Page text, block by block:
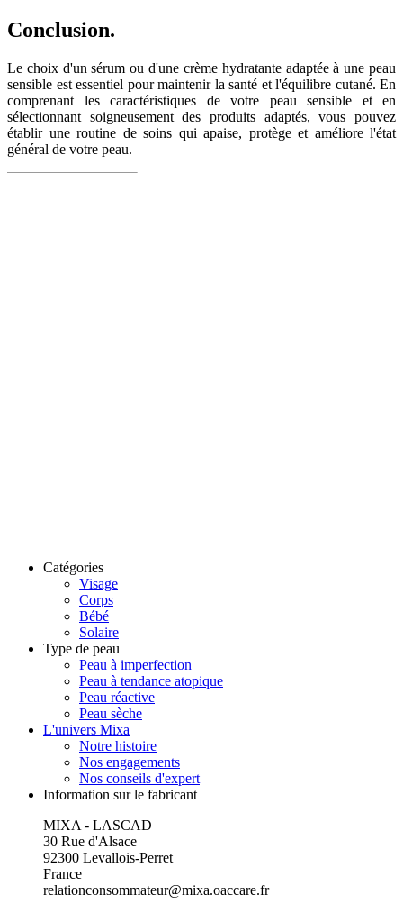
Conclusion.
Le choix d'un sérum ou d'une crème hydratante adaptée à une peau
sensible est essentiel pour maintenir la santé et l'équilibre cutané. En
comprenant les caractéristiques de votre peau sensible et en
sélectionnant soigneusement des produits adaptés, vous pouvez
établir une routine de soins qui apaise, protège et améliore l'état
général de votre peau.
Catégories
Visage
Corps
Bébé
Solaire
Type de peau
Peau à imperfection
Peau à tendance atopique
Peau réactive
Peau sèche
L'univers Mixa
Notre histoire
Nos engagements
Nos conseils d'expert
Information sur le fabricant
MIXA - LASCAD
30 Rue d'Alsace
92300 Levallois-Perret
France
relationconsommateur@mixa.oaccare.fr